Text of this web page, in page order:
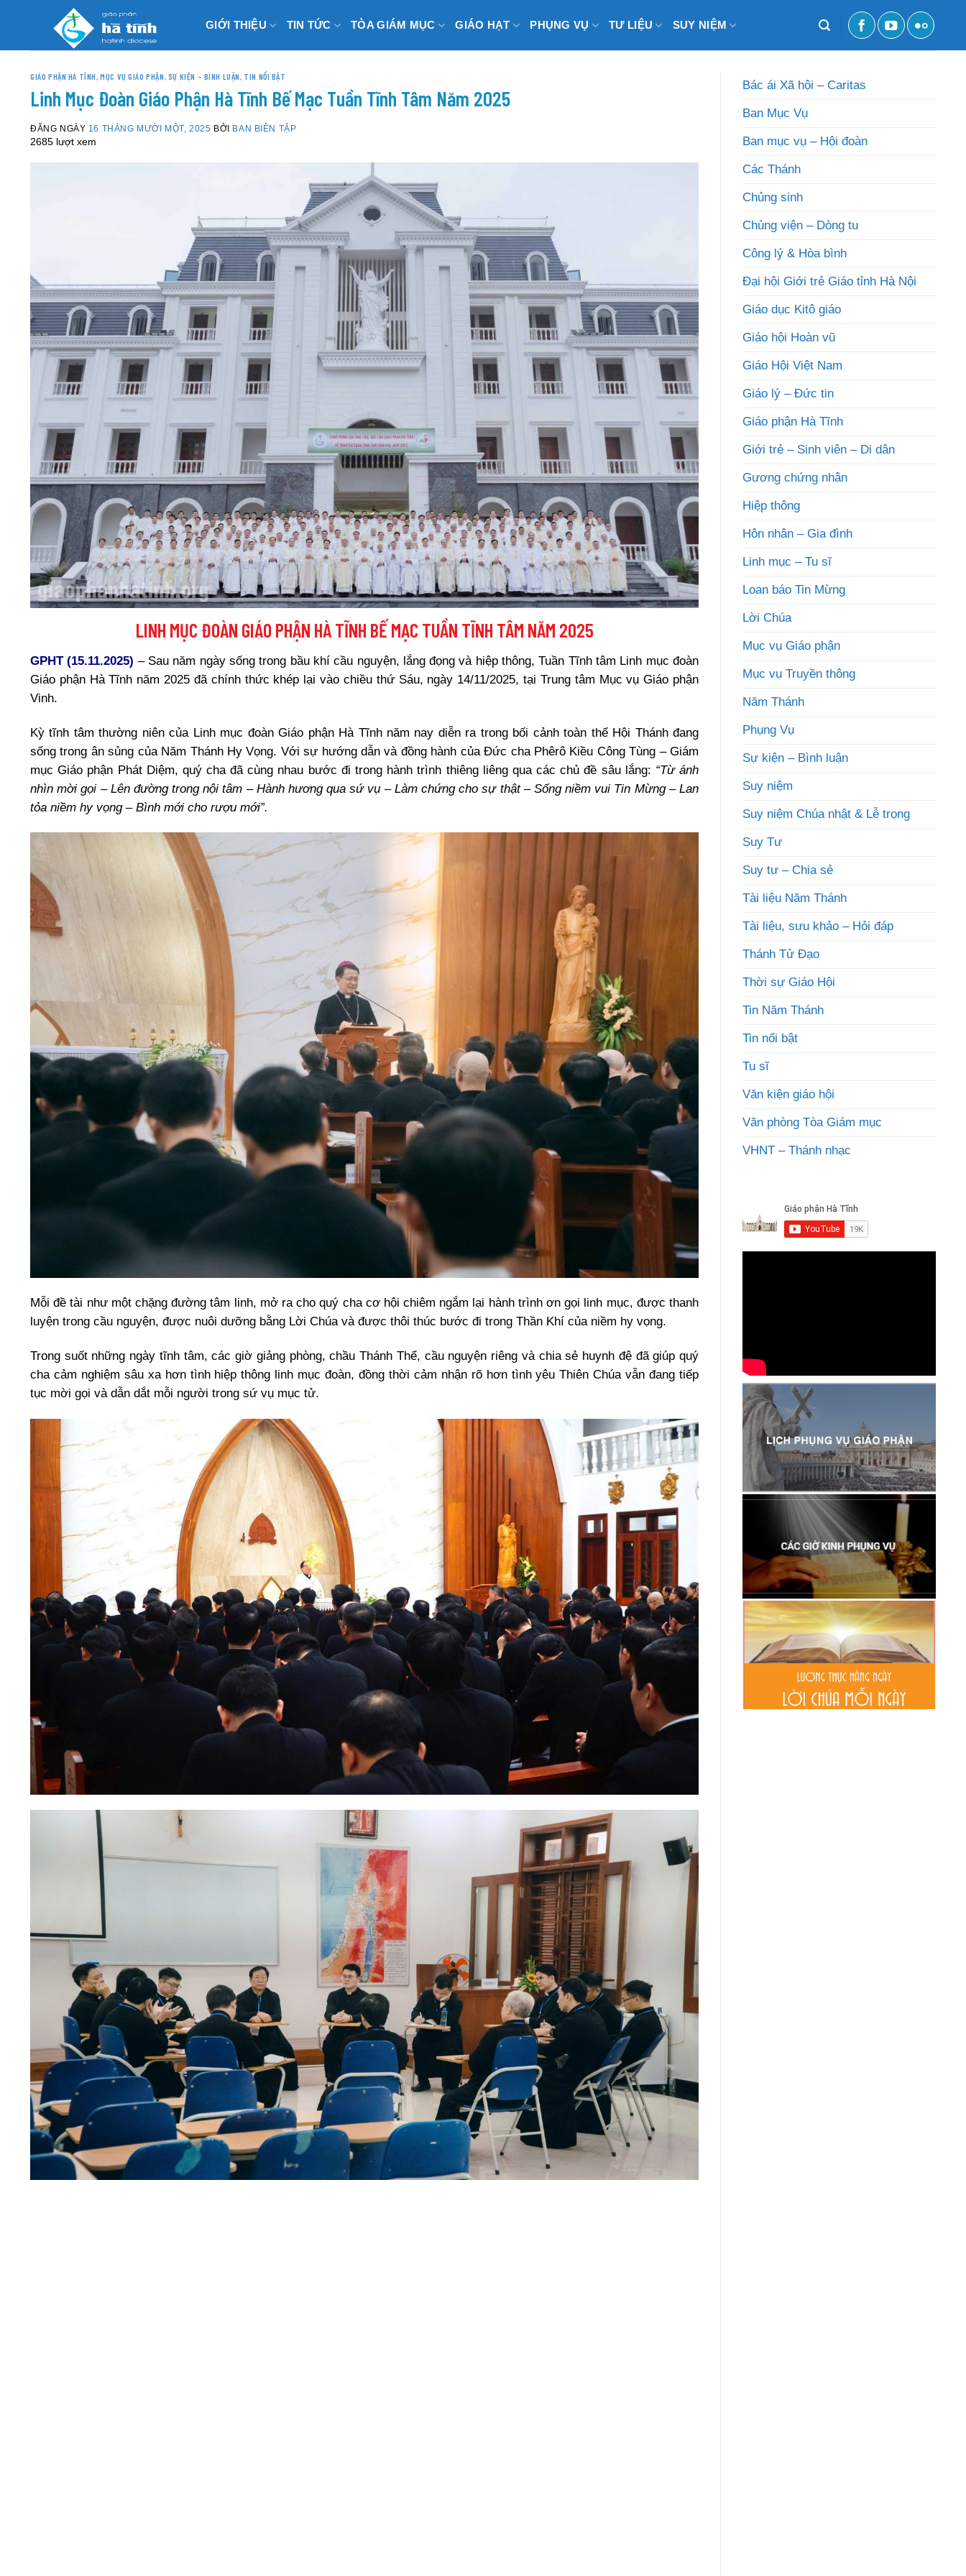
GIỚI THIỆU TIN TỨC TÒA GIÁM MỤC GIÁO HẠT PHỤNG VỤ TƯ LIỆU SUY NIỆM
GIÁO PHẬN HÀ TĨNH,MỤC VỤ GIÁO PHẬN, SỰ KIỆN – BÌNH LUẬN, TIN NỔI BẬT
Linh Mục Đoàn Giáo Phận Hà Tĩnh Bế Mạc Tuần Tĩnh Tâm Năm 2025
ĐĂNG NGÀY 16 THÁNG MƯỜI MỘT, 2025 BỞI BAN BIÊN TẬP
2685 lượt xem
LINH MỤC ĐOÀN GIÁO PHẬN HÀ TĨNH BẾ MẠC TUẦN TĨNH TÂM NĂM 2025
GPHT (15.11.2025) – Sau năm ngày sống trong bầu khí cầu nguyện, lắng đọng và hiệp thông, Tuần Tĩnh tâm Linh mục đoàn
Giáo phận Hà Tĩnh năm 2025 đã chính thức khép lại vào chiều thứ Sáu, ngày 14/11/2025, tại Trung tâm Mục vụ Giáo phận
Vinh.
Kỳ tĩnh tâm thường niên của Linh mục đoàn Giáo phận Hà Tĩnh năm nay diễn ra trong bối cảnh toàn thể Hội Thánh đang
sống trong ân sủng của Năm Thánh Hy Vọng. Với sự hướng dẫn và đồng hành của Đức cha Phêrô Kiều Công Tùng – Giám
mục Giáo phận Phát Diệm, quý cha đã cùng nhau bước đi trong hành trình thiêng liêng qua các chủ đề sâu lắng: “Từ ánh
nhìn mời gọi – Lên đường trong nội tâm – Hành hương qua sứ vụ – Làm chứng cho sự thật – Sống niềm vui Tin Mừng – Lan
tỏa niềm hy vọng – Bình mới cho rượu mới”.
Mỗi đề tài như một chặng đường tâm linh, mở ra cho quý cha cơ hội chiêm ngắm lại hành trình ơn gọi linh mục, được thanh
luyện trong cầu nguyện, được nuôi dưỡng bằng Lời Chúa và được thôi thúc bước đi trong Thần Khí của niềm hy vọng.
Trong suốt những ngày tĩnh tâm, các giờ giảng phòng, chầu Thánh Thể, cầu nguyện riêng và chia sẻ huynh đệ đã giúp quý
cha cảm nghiệm sâu xa hơn tình hiệp thông linh mục đoàn, đồng thời cảm nhận rõ hơn tình yêu Thiên Chúa vẫn đang tiếp
tục mời gọi và dẫn dắt mỗi người trong sứ vụ mục tử.
Bác ái Xã hội – Caritas
Ban Mục Vụ
Ban mục vụ – Hội đoàn
Các Thánh
Chủng sinh
Chủng viện – Dòng tu
Công lý & Hòa bình
Đại hội Giới trẻ Giáo tỉnh Hà Nội
Giáo dục Kitô giáo
Giáo hội Hoàn vũ
Giáo Hội Việt Nam
Giáo lý – Đức tin
Giáo phận Hà Tĩnh
Giới trẻ – Sinh viên – Di dân
Gương chứng nhân
Hiệp thông
Hôn nhân – Gia đình
Linh mục – Tu sĩ
Loan báo Tin Mừng
Lời Chúa
Mục vụ Giáo phận
Mục vụ Truyền thông
Năm Thánh
Phụng Vụ
Sự kiện – Bình luận
Suy niệm
Suy niệm Chúa nhật & Lễ trọng
Suy Tư
Suy tư – Chia sẻ
Tài liệu Năm Thánh
Tài liệu, sưu khảo – Hỏi đáp
Thánh Tử Đạo
Thời sự Giáo Hội
Tin Năm Thánh
Tin nổi bật
Tu sĩ
Văn kiện giáo hội
Văn phòng Tòa Giám mục
VHNT – Thánh nhạc